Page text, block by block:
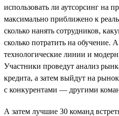
использовать ли аутсорсинг на
максимально приближено к
сколько нанять сотрудников,
сколько потратить на
технологические линии и
Участники проведут анализ
кредита, а затем выйдут на
с конкурентами — другими
А затем лучшие 30 команд